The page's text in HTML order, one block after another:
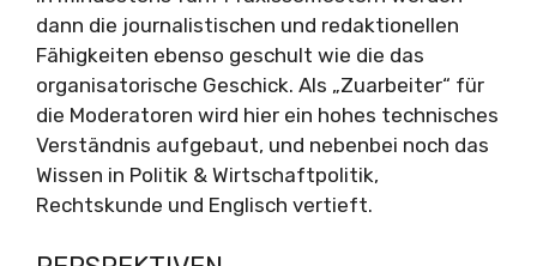
dann die journalistischen und redaktionellen
Fähigkeiten ebenso geschult wie die das
organisatorische Geschick. Als „Zuarbeiter“ für
die Moderatoren wird hier ein hohes technisches
Verständnis aufgebaut, und nebenbei noch das
Wissen in Politik & Wirtschaftpolitik,
Rechtskunde und Englisch vertieft.